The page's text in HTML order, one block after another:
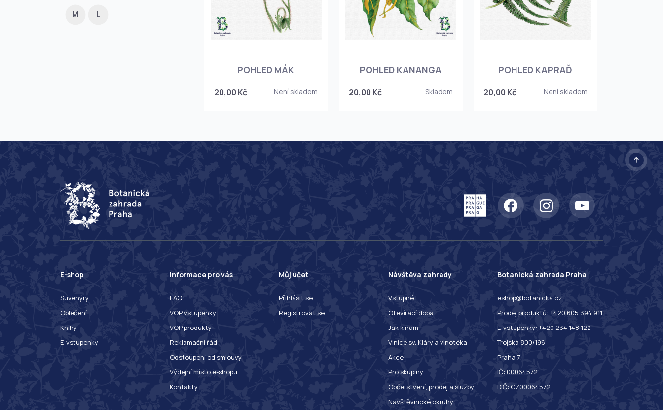
M L
POHLED MÁK
20,00 Kč Není skladem
POHLED KANANGA
20,00 Kč Skladem
POHLED KAPRAĎ
20,00 Kč Není skladem
E-shop
Suvenýry
Oblečení
Knihy
E-vstupenky
Informace pro vás
FAQ
VOP vstupenky
VOP produkty
Reklamační řád
Odstoupení od smlouvy
Výdejní místo e-shopu
Kontakty
Můj účet
Přihlásit se
Registrovat se
Návštěva zahrady
Vstupné
Otevírací doba
Jak k nám
Vinice sv. Kláry a vinotéka
Akce
Pro skupiny
Občerstvení, prodej a služby
Návštěvnické okruhy
Botanická zahrada Praha
eshop@botanicka.cz
Prodej produktů: +420 605 394 911
E-vstupenky: +420 234 148 122
Trojská 800/196
Praha 7
IČ: 00064572
DIČ: CZ00064572